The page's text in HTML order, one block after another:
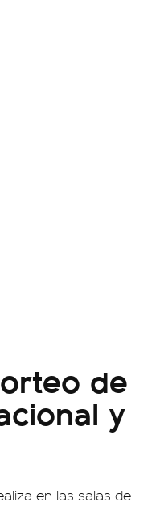
de
y
en las salas de